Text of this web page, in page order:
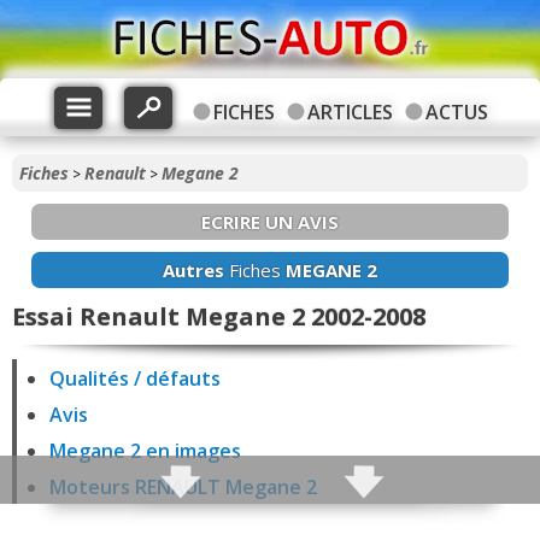
FICHES ARTICLES ACTUS
Fiches >Renault >Megane 2
ECRIRE UN AVIS
Autres Fiches MEGANE 2
Essai Renault Megane 2 2002-2008
Qualités / défauts
Avis
Megane 2 en images
Moteurs RENAULT Megane 2